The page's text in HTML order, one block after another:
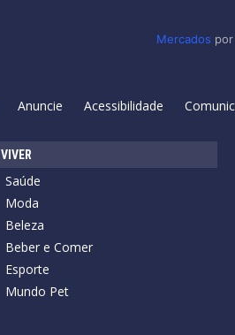
Mercados
Anuncie Acessibilidade
VIVER
Saúde
Moda
Beleza
Beber e Comer
Esporte
Mundo Pet